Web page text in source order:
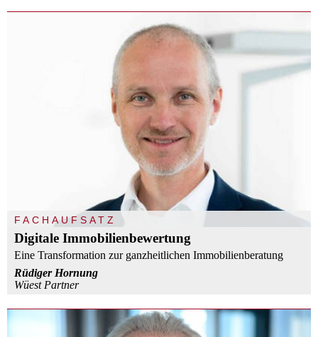
FACHAUFSATZ
Digitale Immobilienbewertung
Eine Transformation zur ganzheitlichen Immobilienberatung
Rüdiger Hornung
Wüest Partner